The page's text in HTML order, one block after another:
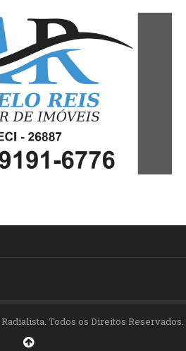
Todos os Direitos Reservados.